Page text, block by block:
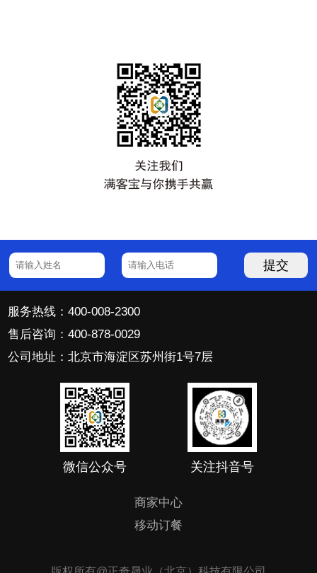
提交
服务热线：400-008-2300
售后咨询：400-878-0029
公司地址：北京市海淀区苏州街1号7层
微信公众号 关注抖音号
商家中心
移动订餐